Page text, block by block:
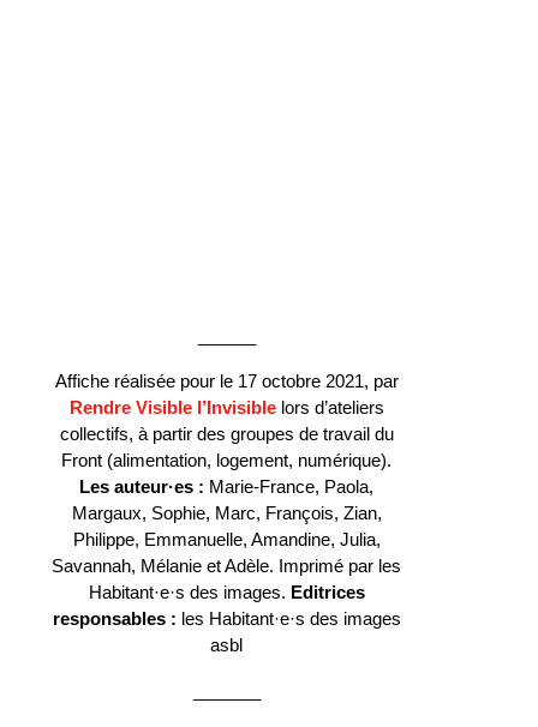
Affiche réalisée pour le 17 octobre 2021, par
Rendre Visible l’Invisiblelors d’ateliers
collectifs, à partir des groupes de travail du
Front (alimentation, logement, numérique).
Les auteur·es : Marie-France, Paola,
Margaux, Sophie, Marc, François, Zian,
Philippe, Emmanuelle, Amandine, Julia,
Savannah, Mélanie et Adèle. Imprimé par les
Habitant·e·s des images. Editrices
responsables : les Habitant·e·s des images
asbl